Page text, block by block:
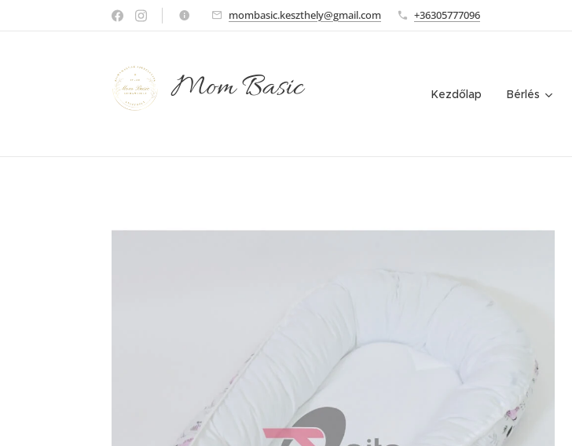
mombasic.keszthely@gmail.com +36305777096
Mom Basic Kezdőlap Bérlés